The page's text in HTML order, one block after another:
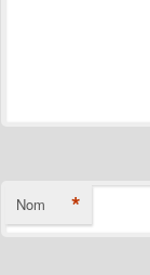
Nom *